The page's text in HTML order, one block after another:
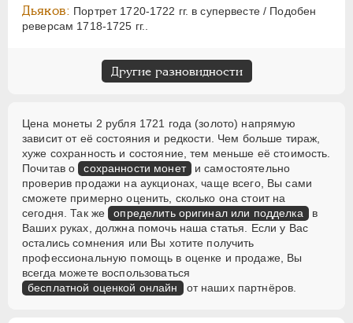
Дьяков: Портрет 1720-1722 гг. в супервесте / Подобен
реверсам 1718-1725 гг..
Другие разновидности
Цена монеты 2 рубля 1721 года (золото) напрямую
зависит от её состояния и редкости. Чем больше тираж,
хуже сохранность и состояние, тем меньше её стоимость.
Почитав о сохранности монет и самостоятельно
проверив продажи на аукционах, чаще всего, Вы сами
сможете примерно оценить, сколько она стоит на
сегодня. Так же определить оригинал или подделка в
Ваших руках, должна помочь наша статья. Если у Вас
остались сомнения или Вы хотите получить
профессиональную помощь в оценке и продаже, Вы
всегда можете воспользоваться
бесплатной оценкой онлайн от наших партнёров.